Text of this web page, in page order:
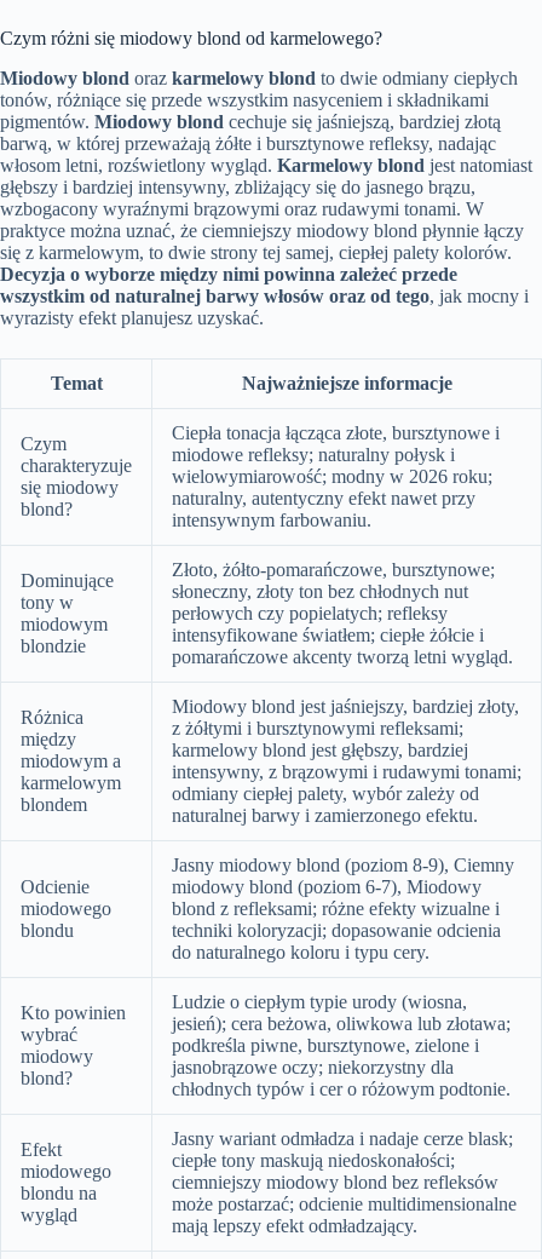
Czym różni się miodowy blond od karmelowego?
Miodowy blond oraz karmelowy blond to dwie odmiany ciepłych
tonów, różniące się przede wszystkim nasyceniem i składnikami
pigmentów. Miodowy blond cechuje się jaśniejszą, bardziej złotą
barwą, w której przeważają żółte i bursztynowe refleksy, nadając
włosom letni, rozświetlony wygląd. Karmelowy blond jest natomiast
głębszy i bardziej intensywny, zbliżający się do jasnego brązu,
wzbogacony wyraźnymi brązowymi oraz rudawymi tonami. W
praktyce można uznać, że ciemniejszy miodowy blond płynnie łączy
się z karmelowym, to dwie strony tej samej, ciepłej palety kolorów.
Decyzja o wyborze między nimi powinna zależeć przede
wszystkim od naturalnej barwy włosów oraz od tego, jak mocny i
wyrazisty efekt planujesz uzyskać.
Temat Najważniejsze informacje
Czym
charakteryzuje
się miodowy
blond?
Ciepła tonacja łącząca złote, bursztynowe i
miodowe refleksy; naturalny połysk i
wielowymiarowość; modny w 2026 roku;
naturalny, autentyczny efekt nawet przy
intensywnym farbowaniu.
Dominujące
tony w
miodowym
blondzie
Złoto, żółto-pomarańczowe, bursztynowe;
słoneczny, złoty ton bez chłodnych nut
perłowych czy popielatych; refleksy
intensyfikowane światłem; ciepłe żółcie i
pomarańczowe akcenty tworzą letni wygląd.
Różnica
między
miodowym a
karmelowym
blondem
Miodowy blond jest jaśniejszy, bardziej złoty,
z żółtymi i bursztynowymi refleksami;
karmelowy blond jest głębszy, bardziej
intensywny, z brązowymi i rudawymi tonami;
odmiany ciepłej palety, wybór zależy od
naturalnej barwy i zamierzonego efektu.
Odcienie
miodowego
blondu
Jasny miodowy blond (poziom 8-9), Ciemny
miodowy blond (poziom 6-7), Miodowy
blond z refleksami; różne efekty wizualne i
techniki koloryzacji; dopasowanie odcienia
do naturalnego koloru i typu cery.
Kto powinien
wybrać
miodowy
blond?
Ludzie o ciepłym typie urody (wiosna,
jesień); cera beżowa, oliwkowa lub złotawa;
podkreśla piwne, bursztynowe, zielone i
jasnobrązowe oczy; niekorzystny dla
chłodnych typów i cer o różowym podtonie.
Efekt
miodowego
blondu na
wygląd
Jasny wariant odmładza i nadaje cerze blask;
ciepłe tony maskują niedoskonałości;
ciemniejszy miodowy blond bez refleksów
może postarzać; odcienie multidimensionalne
mają lepszy efekt odmładzający.